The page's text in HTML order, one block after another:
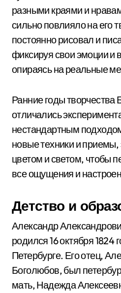
разными краями и
сильно повлияло на его
постоянно рисовал и
фиксируя свои эмоции и
опираясь на реальные
Ранние годы творчества
отличались
нестандартным
новые техники и приемы,
цветом и светом, чтобы
все ощущения и
Детство и
Александр
родился 16 октября 1824
Петербурге. Его отец,
Боголюбов, был
мать, Надежда